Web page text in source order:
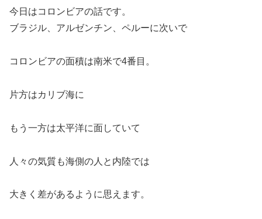
今日はコロンビアの話です。
ブラジル、アルゼンチン、ペルーに次いで
コロンビアの面積は南米で4番目。
片方はカリブ海に
もう一方は太平洋に面していて
人々の気質も海側の人と内陸では
大きく差があるように思えます。